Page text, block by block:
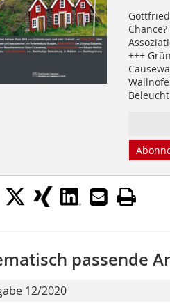
Chance?
+++
passende
12/2020